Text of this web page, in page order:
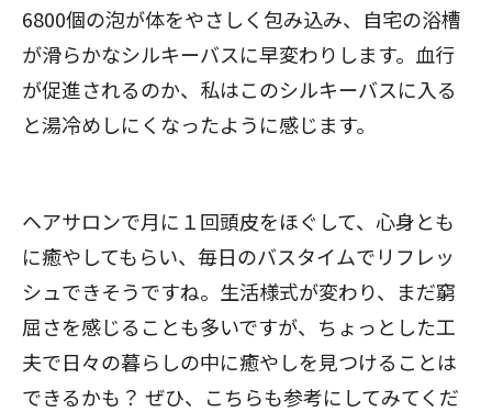
6800個の泡が体をやさしく包み込み、自宅の浴槽
が滑らかなシルキーバスに早変わりします。血行
が促進されるのか、私はこのシルキーバスに入る
と湯冷めしにくなったように感じます。
ヘアサロンで月に１回頭皮をほぐして、心身とも
に癒やしてもらい、毎日のバスタイムでリフレッ
シュできそうですね。生活様式が変わり、まだ窮
屈さを感じることも多いですが、ちょっとした工
夫で日々の暮らしの中に癒やしを見つけることは
できるかも？ ぜひ、こちらも参考にしてみてくだ